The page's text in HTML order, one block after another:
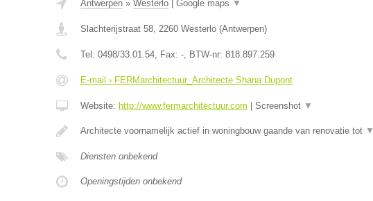
Antwerpen» Westerlo| Google maps ▼
Slachterijstraat 58, 2260 Westerlo(Antwerpen)
Tel: 0498/33.01.54, Fax: -, BTW-nr: 818.897.259
E-mail › FERMarchitectuur_Architecte Shana Dupont
Website: http://www.fermarchitectuur.com Screenshot ▼
Architecte voornamelijk actief in woningbouw gaande van renovatie tot ▼
Diensten onbekend
Openingstijden onbekend